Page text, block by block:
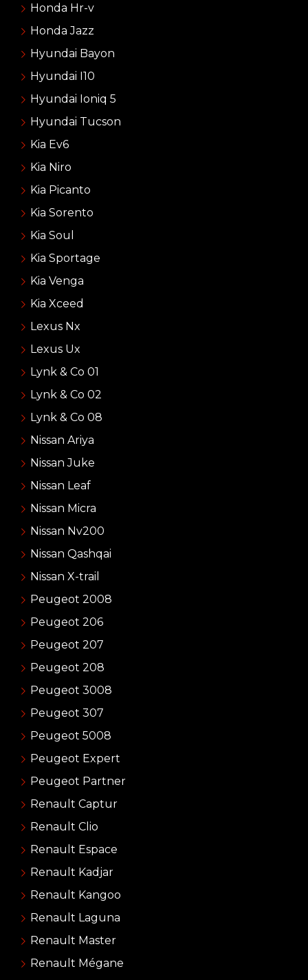
Honda Hr-v
Honda Jazz
Hyundai Bayon
Hyundai I10
Hyundai Ioniq 5
Hyundai Tucson
Kia Ev6
Kia Niro
Kia Picanto
Kia Sorento
Kia Soul
Kia Sportage
Kia Venga
Kia Xceed
Lexus Nx
Lexus Ux
Lynk & Co 01
Lynk & Co 02
Lynk & Co 08
Nissan Ariya
Nissan Juke
Nissan Leaf
Nissan Micra
Nissan Nv200
Nissan Qashqai
Nissan X-trail
Peugeot 2008
Peugeot 206
Peugeot 207
Peugeot 208
Peugeot 3008
Peugeot 307
Peugeot 5008
Peugeot Expert
Peugeot Partner
Renault Captur
Renault Clio
Renault Espace
Renault Kadjar
Renault Kangoo
Renault Laguna
Renault Master
Renault Mégane